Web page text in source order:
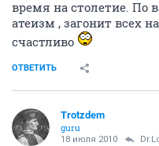
время на столетие. По
атеизм , загонит всех
счастливо
ОТВЕТИТЬ
Trotzdem
guru
18 июля 2010